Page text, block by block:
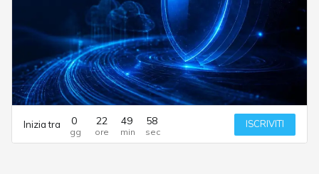
Inizia tra 0 22 49 58 ISCRIVITI